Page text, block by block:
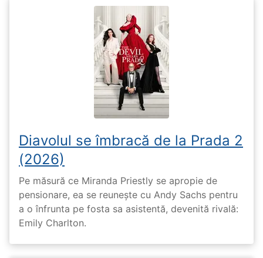
Diavolul se îmbracă de la Prada 2
(2026)
Pe măsură ce Miranda Priestly se apropie de
pensionare, ea se reunește cu Andy Sachs pentru
a o înfrunta pe fosta sa asistentă, devenită rivală:
Emily Charlton.